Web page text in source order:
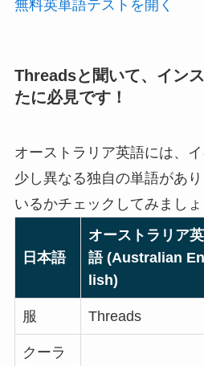
無料英単語テストを開く
Threadsと聞いて、イン
たに必見です！
オーストラリア英語には、
少し異なる独自の単語があ
いるかチェックしてみましょ
日本語
オーストラリア英
語 (Australian
lish)
服 Threads
クーラ